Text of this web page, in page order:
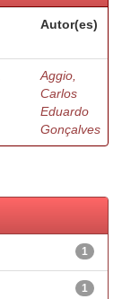
Autor(es)
Aggio,
Carlos
Eduardo
Gonçalves
1
1